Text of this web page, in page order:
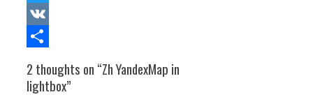
Twitter
VK
2 thoughts on “Zh YandexMap in
lightbox”